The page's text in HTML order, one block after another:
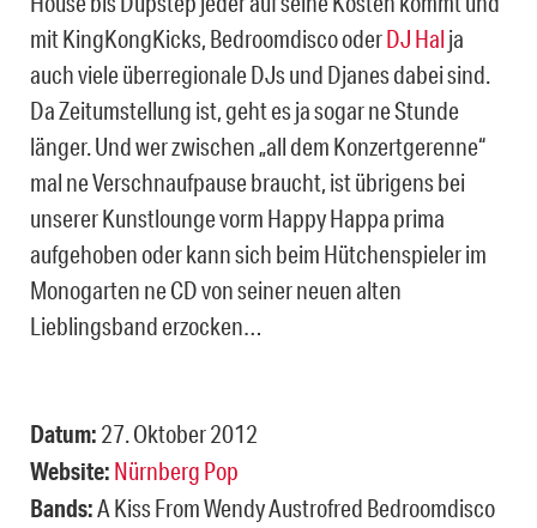
mit KingKongKicks, Bedroomdisco oderDJ Hal ja
auch viele überregionale DJs und Djanes dabei sind.
Da Zeitumstellung ist, geht es ja sogar ne Stunde
länger. Und wer zwischen „all dem Konzertgerenne“
mal ne Verschnaufpause braucht, ist übrigens bei
unserer Kunstlounge vorm Happy Happa prima
aufgehoben oder kann sich beim Hütchenspieler im
Monogarten ne CD von seiner neuen alten
Lieblingsband erzocken…
Datum: 27. Oktober 2012
Website: Nürnberg Pop
Bands:A Kiss From Wendy Austrofred Bedroomdisco